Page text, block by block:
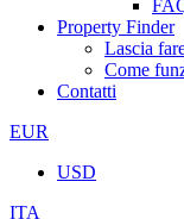
Property Finder
Lascia
Come
Contatti
EUR
USD
ITA